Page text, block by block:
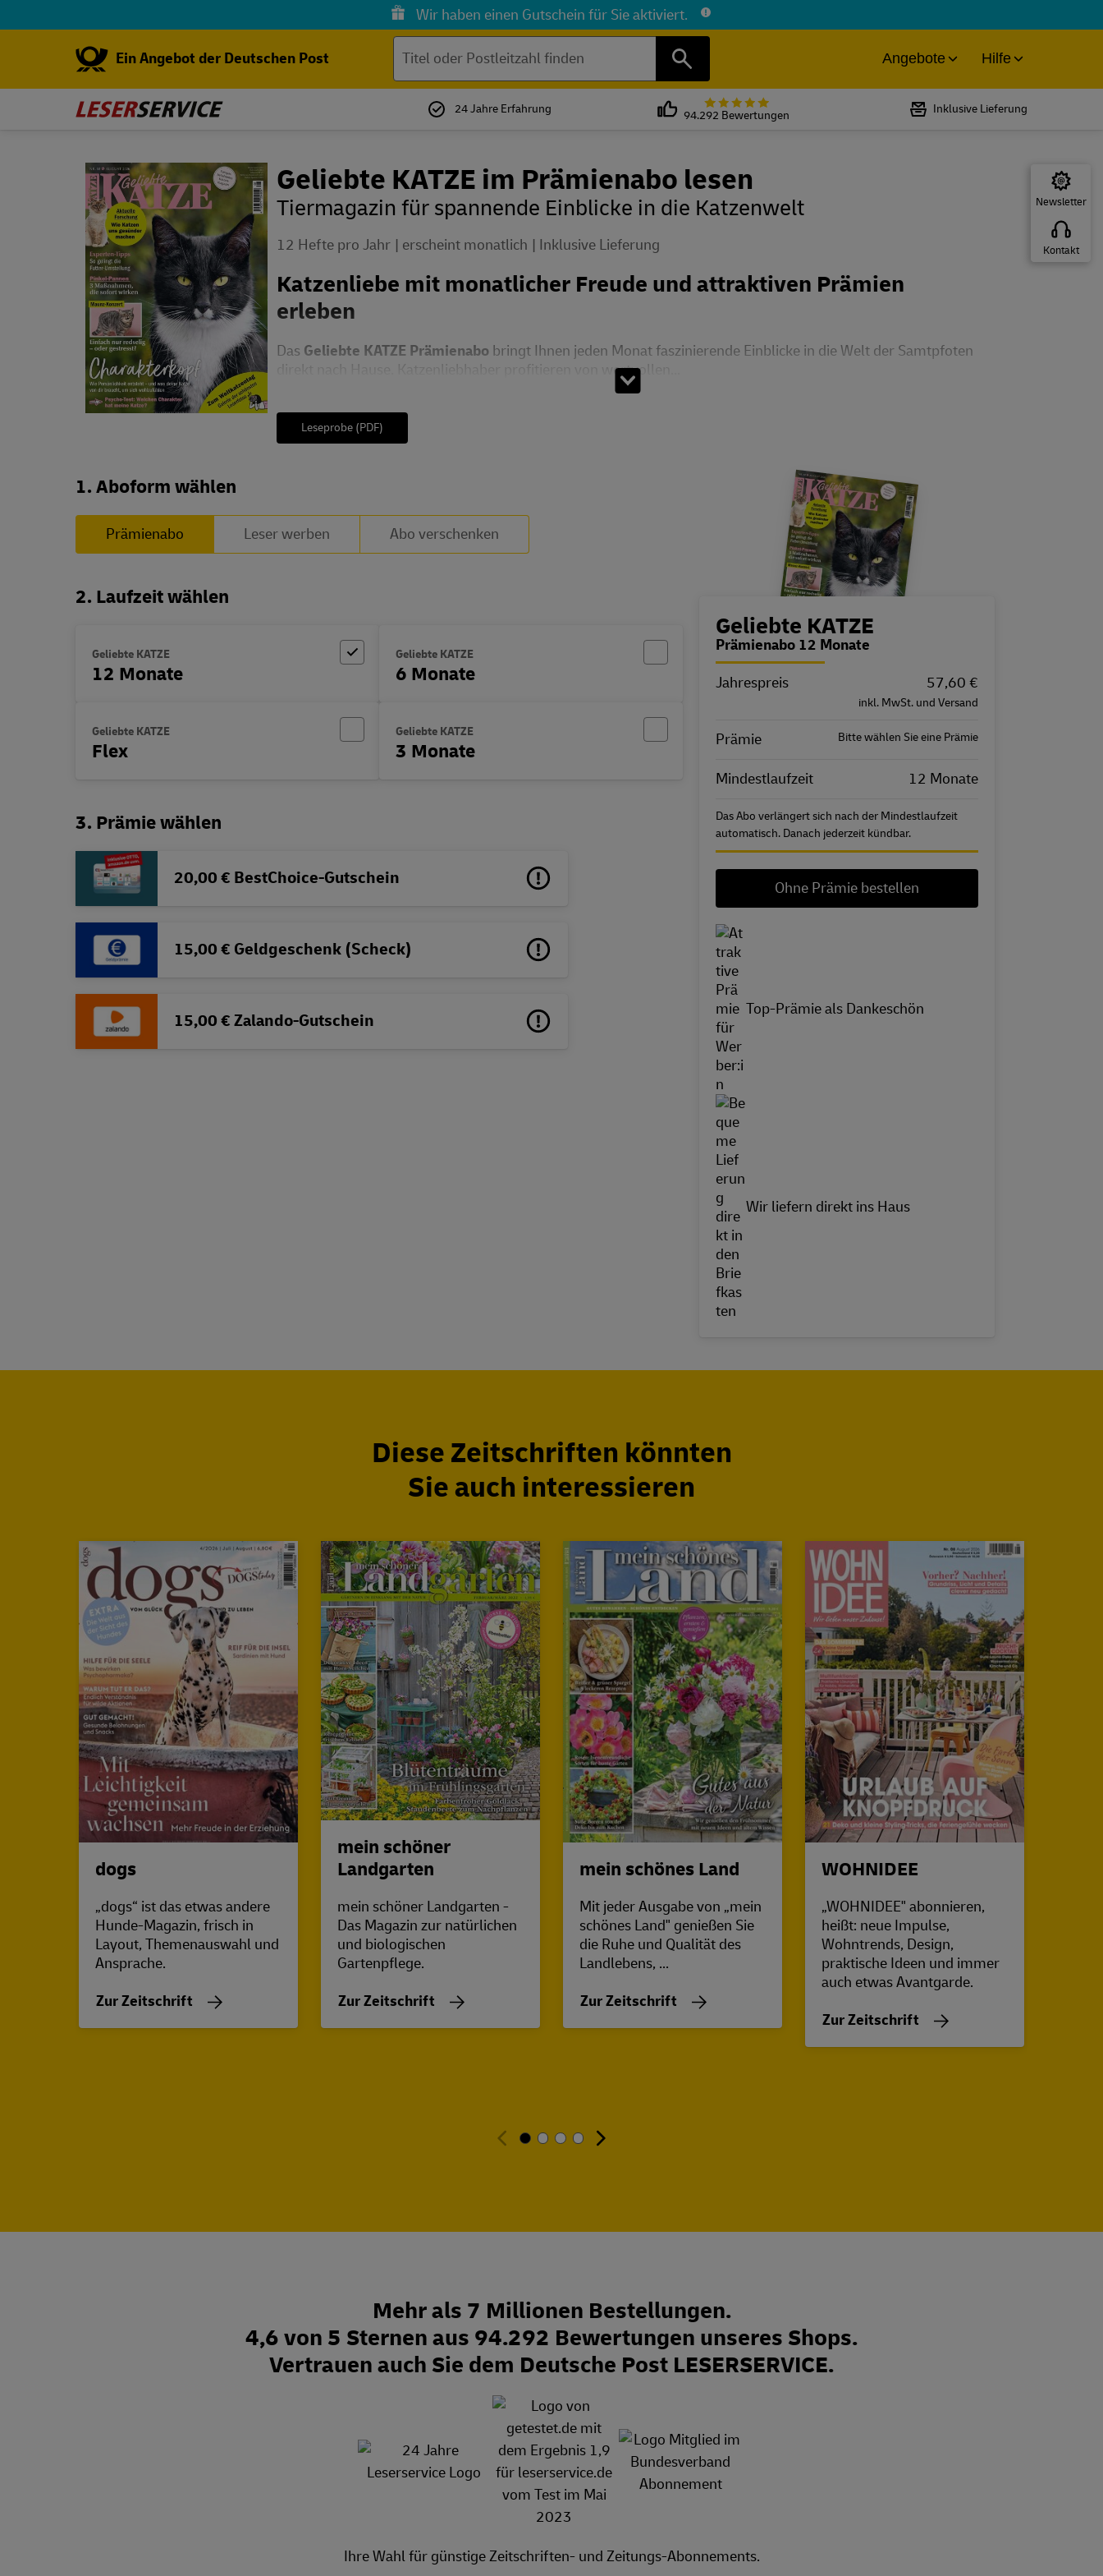
Wir haben einen Gutschein für Sie aktiviert.
Ein Angebot der Deutschen Post
Suchen
Angebote Hilfe
24 Jahre Erfahrung
Bewertet mit 5 von 5 Sternen bei
94.292 Bewertungen
Inklusive Lieferung
Newsletter
Kontakt
Geliebte KATZE im Prämienabo lesen
Tiermagazin für spannende Einblicke in die Katzenwelt
12 Hefte pro Jahr erscheint monatlich Inklusive Lieferung
Katzenliebe mit monatlicher Freude und attraktiven Prämien
erleben
Das Geliebte KATZE Prämienabo bringt Ihnen jeden Monat faszinierende Einblicke in die Welt der Samtpfoten
direkt nach Hause. Katzenliebhaber profitieren von wertvollen...
Leseprobe (PDF)
Abo zusammenstellen
1. Aboform wählen
Prämienabo Leser werben Abo verschenken
2. Laufzeit wählen
Geliebte KATZE
12 Monate
Geliebte KATZE
6 Monate
Geliebte KATZE
Flex
Geliebte KATZE
3 Monate
3. Prämie wählen
20,00 € BestChoice-Gutschein
15,00 € Geldgeschenk (Scheck)
15,00 € Zalando-Gutschein
Bestellübersicht
Geliebte KATZE
Prämienabo 12 Monate
Eigenschaft
Jahrespreis 57,60 €
inkl. MwSt. und Versand
Prämie Bitte wählen Sie eine Prämie
Mindestlaufzeit 12 Monate
Das Abo verlängert sich nach der Mindestlaufzeit
automatisch. Danach jederzeit kündbar.
Ohne Prämie bestellen
Top-Prämie als Dankeschön
Wir liefern direkt ins Haus
Diese Zeitschriften könnten
Sie auch interessieren
dogs
„dogs“ ist das etwas andere
Hunde-Magazin, frisch in
Layout, Themenauswahl und
Ansprache.
Zur Zeitschrift
mein schöner
Landgarten
mein schöner Landgarten -
Das Magazin zur natürlichen
und biologischen
Gartenpflege.
Zur Zeitschrift
mein schönes Land
Mit jeder Ausgabe von „mein
schönes Land" genießen Sie
die Ruhe und Qualität des
Landlebens, ...
Zur Zeitschrift
WOHNIDEE
„WOHNIDEE" abonnieren,
heißt: neue Impulse,
Wohntrends, Design,
praktische Ideen und immer
auch etwas Avantgarde.
Zur Zeitschrift
Mehr als 7 Millionen Bestellungen.
4,6 von 5 Sternen aus 94.292 Bewertungen unseres Shops.
Vertrauen auch Sie dem Deutsche Post LESERSERVICE.
Ihre Wahl für günstige Zeitschriften- und Zeitungs-Abonnements.